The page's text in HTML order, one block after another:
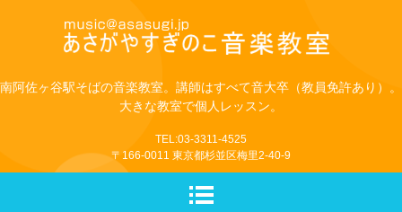
南阿佐ヶ谷駅そばの音楽教室。講師はすべて音大卒（教員免許あり）。
大きな教室で個人レッスン。
TEL:03-3311-4525
〒166-0011 東京都杉並区梅里2-40-9